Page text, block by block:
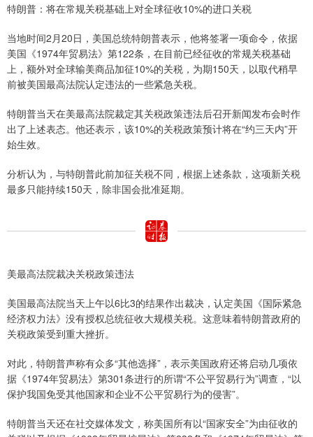
特朗普：将在常规关税基础上对全球征收10%的进口关税
当地时间2月20日，美国总统特朗普表示，他将签署一项命令，依据
美国《1974年贸易法》第122条，在目前已经征收的常规关税基础
上，额外对全球输美商品加征10%的关税，为期150天，以取代稍早
前被美国最高法院认定违法的一些紧急关税。
特朗普当天在美最高法院裁定其关税政策违法后召开新闻发布会时作
出了上述表态。他还表示，该10%的关税政策预计将在“约三天内”开
始生效。
分析认为，与特朗普此前加征关税不同，根据上述条款，这项新关税
最多只能持续150天，除非国会批准延期。
美最高法院裁决关税政策违法
美国最高法院当天上午以6比3的结果作出裁决，认定美国《国际紧急
经济权力法》没有授权总统征收大规模关税。这意味着特朗普政府的
关税政策受到重大挫折。
对此，特朗普声称有众多“其他选择”，表示美国政府还将启动几项依
据《1974年贸易法》第301条进行的所谓“不公平贸易行为”调查，“以
保护我国免受其他国家和企业不公平贸易行为的侵害”。
特朗普当天还在社交媒体发文，称美国所有以“国家安全”为由征收的